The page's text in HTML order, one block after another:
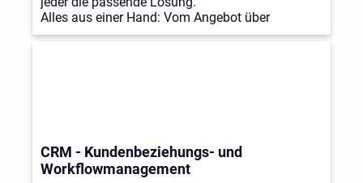
Alles aus einer Hand: Vom Angebot über
Dokumentenmanagement bis Zeiterfassung.
CRM - Kundenbeziehungs- und
Workflowmanagement